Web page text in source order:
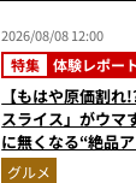
2026/08/08 12:00
特集 体験レポー
【もはや原価割
スライス」がウマ
に無くなる“絶品
ちゃら
グルメ